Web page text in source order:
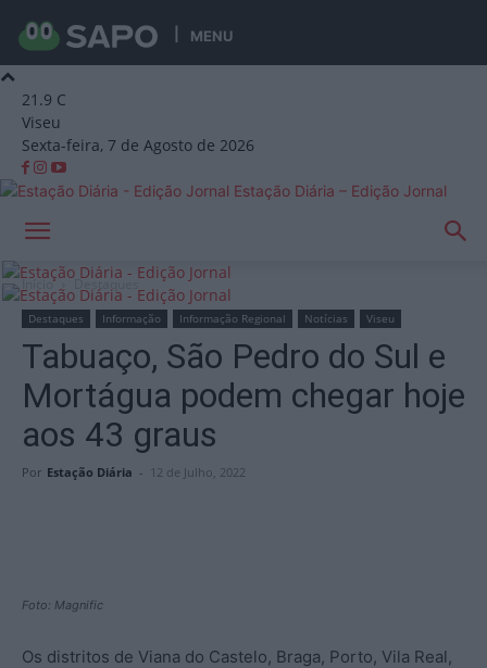
MENU
21.9 C
Viseu
Sexta-feira, 7 de Agosto de 2026
Estação Diária – Edição Jornal
Início Destaques
Destaques Informação Informação Regional Notícias Viseu
Tabuaço, São Pedro do Sul e
Mortágua podem chegar hoje
aos 43 graus
Por Estação Diária - 12 de Julho, 2022
Foto: Magnific
Os distritos de Viana do Castelo, Braga, Porto, Vila Real,